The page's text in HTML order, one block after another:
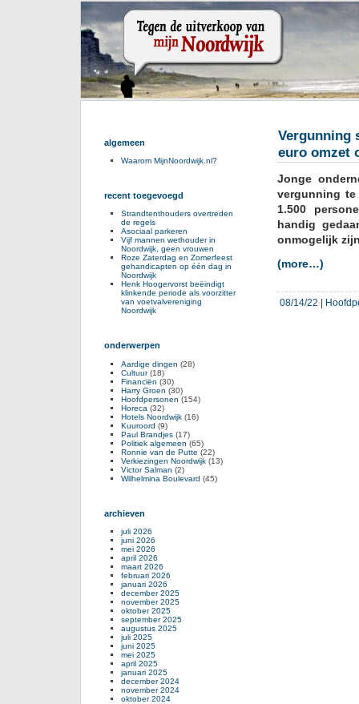
Vergunning
euro omzet
Jonge
vergunning
1.500
handig
onmogelijk
(more…)
08/14/22
algemeen
Waarom MijnNoordwijk.nl?
recent toegevoegd
Strandtenthouders overtreden
de regels
Asociaal parkeren
Vijf mannen wethouder in
Noordwijk, geen vrouwen
Roze Zaterdag en Zomerfeest
gehandicapten op één dag in
Noordwijk
Henk Hoogervorst beëindigt
klinkende periode als voorzitter
van voetvalvereniging
Noordwijk
onderwerpen
Aardige dingen (28)
Cultuur(18)
Financiën (30)
Harry Groen (30)
Hoofdpersonen (154)
Horeca (32)
Hotels Noordwijk (16)
Kuuroord (9)
Paul Brandjes (17)
Politiek algemeen (65)
Ronnie van de Putte (22)
Verkiezingen Noordwijk (13)
Victor Salman (2)
Wilhelmina Boulevard (45)
archieven
juli 2026
juni 2026
mei 2026
april 2026
maart 2026
februari 2026
januari 2026
december 2025
november 2025
oktober 2025
september 2025
augustus 2025
juli 2025
juni 2025
mei 2025
april 2025
januari 2025
december 2024
november 2024
oktober 2024